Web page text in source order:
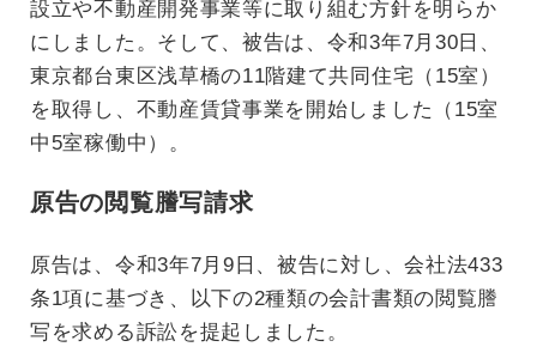
設立や不動産開発事業等に取り組む方針を明らか
にしました。そして、被告は、令和3年7月30日、
東京都台東区浅草橋の11階建て共同住宅（15室）
を取得し、不動産賃貸事業を開始しました（15室
中5室稼働中）。
原告の閲覧謄写請求
原告は、令和3年7月9日、被告に対し、会社法433
条1項に基づき、以下の2種類の会計書類の閲覧謄
写を求める訴訟を提起しました。